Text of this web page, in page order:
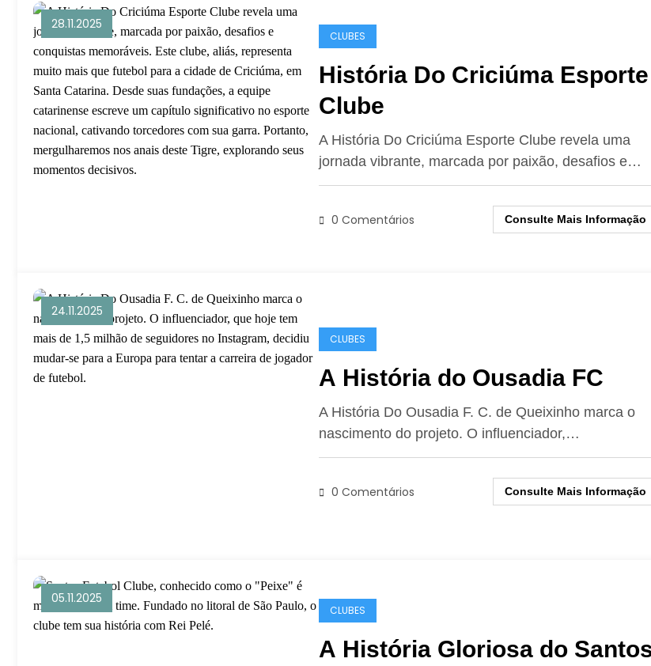
28.11.2025
CLUBES
História Do Criciúma Esporte
Clube
A História Do Criciúma Esporte Clube revela uma
jornada vibrante, marcada por paixão, desafios e…
0 Comentários Consulte Mais Informação
24.11.2025
CLUBES
A História do Ousadia FC
A História Do Ousadia F. C. de Queixinho marca o
nascimento do projeto. O influenciador,…
0 Comentários Consulte Mais Informação
05.11.2025
CLUBES
A História Gloriosa do